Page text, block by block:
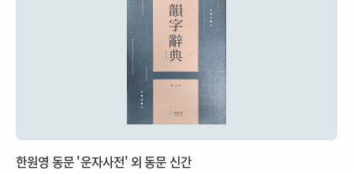
한원영 동문 '운자사전' 외 동문 신간